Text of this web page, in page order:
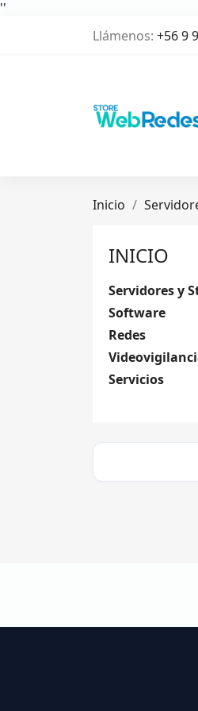
''
Llámenos: +56 9
Inicio
INICIO
Servidores y
Software
Redes
Servicios